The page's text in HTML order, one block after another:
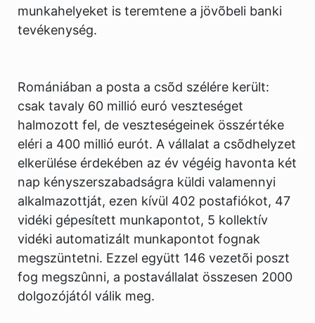
munkahelyeket is teremtene a jövõbeli banki
tevékenység.
Romániában a posta a csõd szélére került:
csak tavaly 60 millió euró veszteséget
halmozott fel, de veszteségeinek összértéke
eléri a 400 millió eurót. A vállalat a csõdhelyzet
elkerülése érdekében az év végéig havonta két
nap kényszerszabadságra küldi valamennyi
alkalmazottját, ezen kívül 402 postafiókot, 47
vidéki gépesített munkapontot, 5 kollektív
vidéki automatizált munkapontot fognak
megszüntetni. Ezzel együtt 146 vezetõi poszt
fog megszûnni, a postavállalat összesen 2000
dolgozójától válik meg.